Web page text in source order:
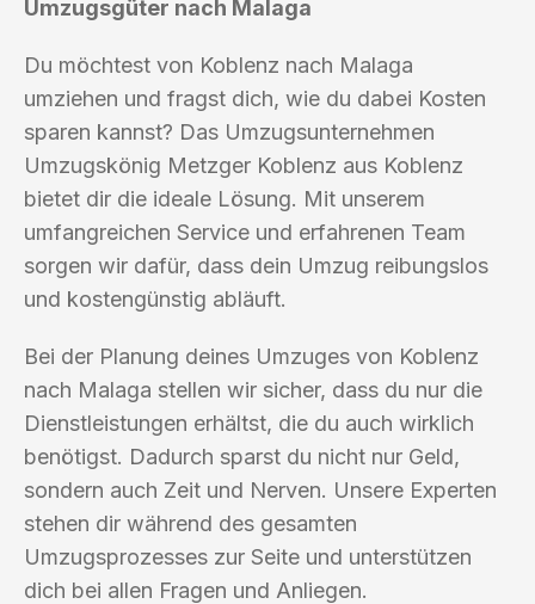
Umzugsgüter nach Malaga
Du möchtest von Koblenz nach Malaga
umziehen und fragst dich, wie du dabei Kosten
sparen kannst? Das Umzugsunternehmen
Umzugskönig Metzger Koblenz aus Koblenz
bietet dir die ideale Lösung. Mit unserem
umfangreichen Service und erfahrenen Team
sorgen wir dafür, dass dein Umzug reibungslos
und kostengünstig abläuft.
Bei der Planung deines Umzuges von Koblenz
nach Malaga stellen wir sicher, dass du nur die
Dienstleistungen erhältst, die du auch wirklich
benötigst. Dadurch sparst du nicht nur Geld,
sondern auch Zeit und Nerven. Unsere Experten
stehen dir während des gesamten
Umzugsprozesses zur Seite und unterstützen
dich bei allen Fragen und Anliegen.